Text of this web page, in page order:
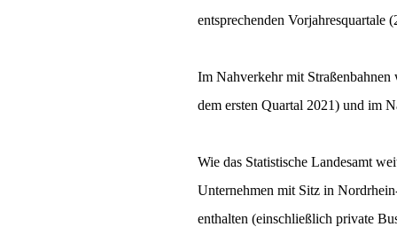
entsprechenden
Im Nahverkehr mit
dem ersten Quartal 2021) und im
Wie das Statistische Landesamt
Unternehmen mit Sitz in
enthalten (einschließlich private